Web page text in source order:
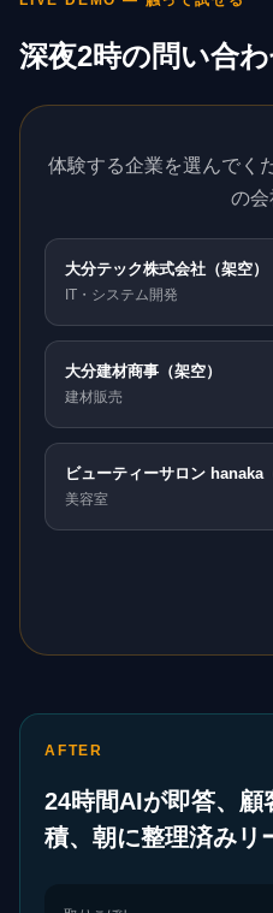
深夜2時の問い合
体験する企業を選んでく
の会
大分テック株式会社（架空）
IT・システム開発
大分建材商事（架空）
建材販売
ビューティーサロン hanaka
美容室
AFTER
24時間AIが即答、顧
積、朝に整理済みリ